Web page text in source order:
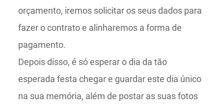
orçamento, iremos solicitar os seus dados para
fazer o contrato e alinharemos a forma de
pagamento.
Depois disso, é só esperar o dia da tão
esperada festa chegar e guardar este dia único
na sua memória, além de postar as suas fotos